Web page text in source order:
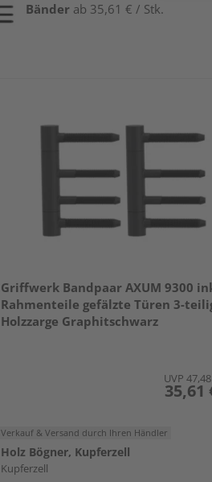
Bänder ab 35,61 € / Stk.
Griffwerk Bandpaar AXUM 9300
Rahmenteile gefälzte Türen 3-
Holzzarge Graphitschwarz
UVP
35,61
Verkauf & Versand durch Ihren Händler
Holz Bögner, Kupferzell
Kupferzell